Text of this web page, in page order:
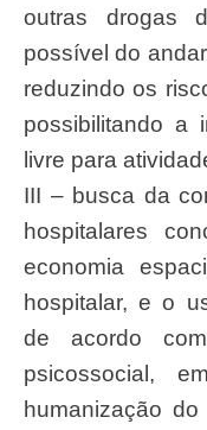
outras drogas
possível do
reduzindo os
possibilitando a
livre para
III – busca da
hospitalares
economia
hospitalar, e o
de acordo
psicossocial,
humanização